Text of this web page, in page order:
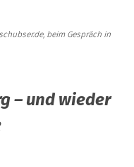
beim Gespräch in
– und wieder